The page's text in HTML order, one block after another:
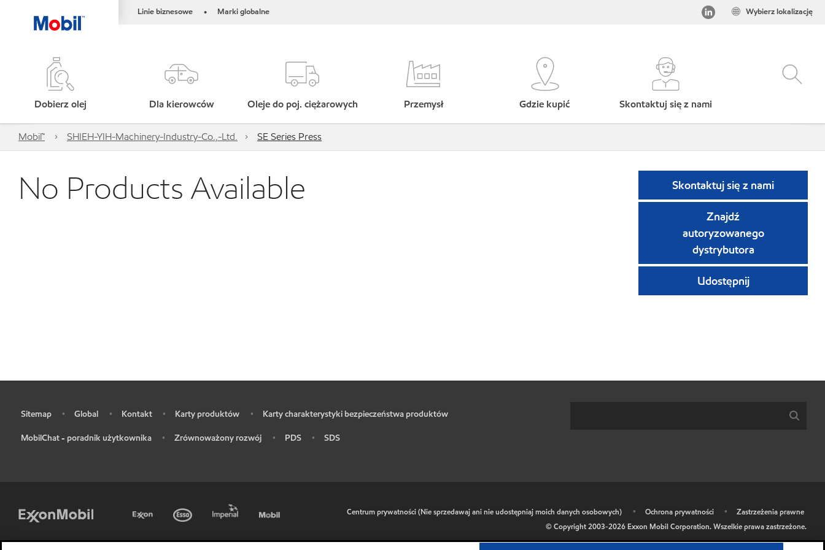
Linie biznesowe • Marki globalne Wybierz lokalizację
Dobierz olej Dla kierowców Oleje do poj. ciężarowych Przemysł Gdzie kupić Skontaktuj się z nami
Mobil™ SHIEH-YIH-Machinery-Industry-Co.,-Ltd. SE Series Press
No Products Available Skontaktuj się z nami
Znajdź
autoryzowanego
dystrybutora
Udostępnij
Sitemap • Global • Kontakt • Karty produktów • Karty charakterystyki bezpieczeństwa produktów
MobilChat - poradnik użytkownika • Zrównoważony rozwój • PDS • SDS
Centrum prywatności (Nie sprzedawaj ani nie udostępniaj moich danych osobowych) • Ochrona prywatności •
Zastrzeżenia prawne
© Copyright 2003-2026 Exxon Mobil Corporation. Wszelkie prawa zastrzeżone.